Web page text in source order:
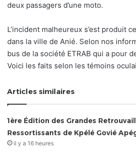
deux passagers d’une moto.
L’incident malheureux s’est produit
dans la ville de Anié. Selon nos
bus de la société ETRAB qui a pour
Voici les faits selon les témoins
Articles similaires
1ère Édition des Grandes
Ressortissants de Kpélé Govié
il y a 16 heures